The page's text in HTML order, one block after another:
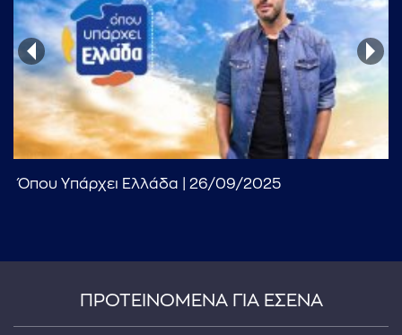
Όπου Υπάρχει Ελλάδα | 26/09/2025
ΠΡΟΤΕΙΝΟΜΕΝΑ ΓΙΑ ΕΣΕΝΑ